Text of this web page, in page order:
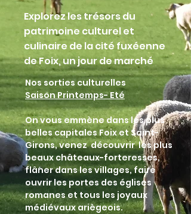
Explorez les trésors du
patrimoine culturel et
culinaire de la cité fuxéenne
de Foix, un jour de marché
Nos sorties culturelles
Saison Printemps- Eté
On vous emmène dans les plus
belles capitales Foix et Saint-
Girons, venez découvrir les plus
beaux châteaux-forteresses,
flâner dans les villages, faire
ouvrir les portes des églises
romanes et tous les joyaux
médiévaux ariègeois.